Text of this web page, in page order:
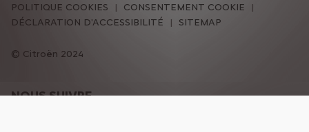
NOUS SUIVRE
Citroën 2024
POLITIQUE COOKIES
CONSENTEMENT COOKIE
DÉCLARATION D'ACCESSIBILITÉ
SITEMAP